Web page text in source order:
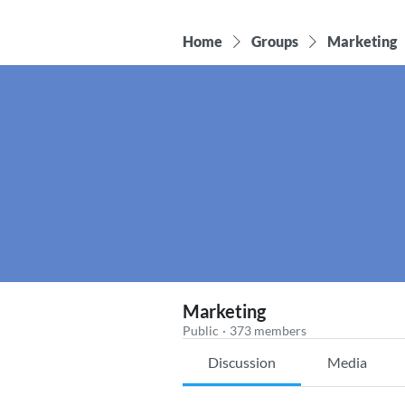
Home Groups Marketing
Marketing
Public · 373 members
Discussion Media